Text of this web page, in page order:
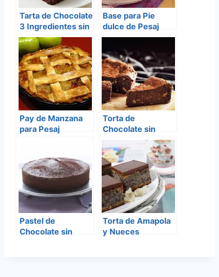
Tarta de Chocolate
3 Ingredientes sin
Azucar ni Harina
Base para Pie
dulce de Pesaj
Pay de Manzana
para Pesaj
Torta de
Chocolate sin
Azucar para Pesaj
Pastel de
Chocolate sin
Torta de Amapola
y Nueces